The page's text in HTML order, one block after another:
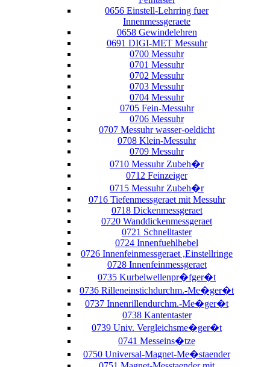
0656 Einstell-Lehrring fuer
Innenmessgeraete
0658 Gewindelehren
0691 DIGI-MET Messuhr
0700 Messuhr
0701 Messuhr
0702 Messuhr
0703 Messuhr
0704 Messuhr
0705 Fein-Messuhr
0706 Messuhr
0707 Messuhr wasser-oeldicht
0708 Klein-Messuhr
0709 Messuhr
0710 Messuhr Zubeh�r
0712 Feinzeiger
0715 Messuhr Zubeh�r
0716 Tiefenmessgeraet mit Messuhr
0718 Dickenmessgeraet
0720 Wanddickenmessgeraet
0721 Schnelltaster
0724 Innenfuehlhebel
0726 Innenfeinmessgeraet ,Einstellringe
0728 Innenfeinmessgeraet
0735 Kurbelwellenpr�fger�t
0736 Rilleneinstichdurchm.-Me�ger�t
0737 Innenrillendurchm.-Me�ger�t
0738 Kantentaster
0739 Univ. Vergleichsme�ger�t
0741 Messeins�tze
0750 Universal-Magnet-Me�staender